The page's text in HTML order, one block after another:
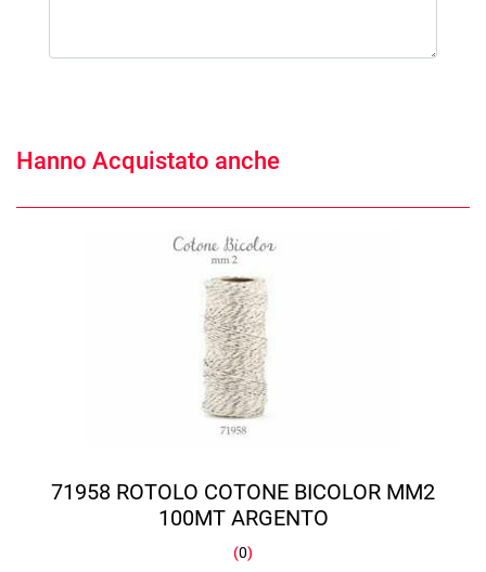
Hanno Acquistato anche
71958 ROTOLO COTONE BICOLOR MM2
100MT ARGENTO
(0)